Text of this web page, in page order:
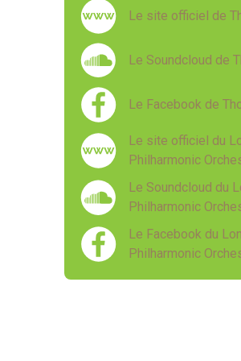
Le site officiel de
Le Soundcloud de
Le Facebook de
Le site officiel du
Philharmonic
Le Soundcloud du
Philharmonic
Le Facebook du
Philharmonic